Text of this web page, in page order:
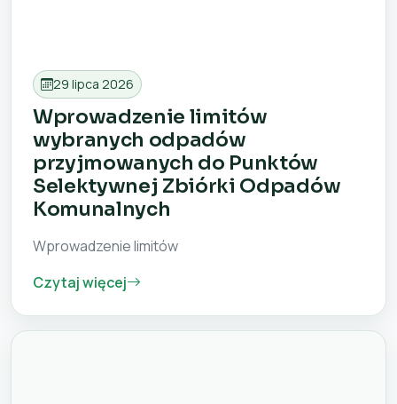
29 lipca 2026
Wprowadzenie limitów
wybranych odpadów
przyjmowanych do Punktów
Selektywnej Zbiórki Odpadów
Komunalnych
Wprowadzenie limitów
Czytaj więcej